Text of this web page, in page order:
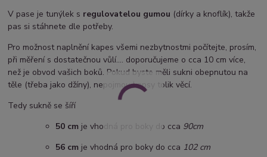
V pase je tunýlek s regulovatelou gumou (dírky a knoflík), takže
pas si stáhnete dle potřeby.
Pro možnost naplnění kapes všemi nezbytnostmi počítejte, prosím,
při měření s dostatečnou vůlí.... doporučujeme o cca 10 cm více,
než je obvod vašich boků. Pokud byste měli sukni obepnutou na
těle (třeba jako džíny), nepojmou kapsy tolik věcí.
Tedy sukně se šíří
50 cm je vhodná pro boky do cca 90cm
56 cm je vhodná pro boky do cca 102 cm